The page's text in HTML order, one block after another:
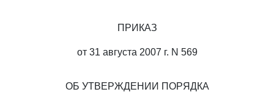
ПРИКАЗ
от 31 августа 2007 г. N 569
ОБ УТВЕРЖДЕНИИ ПОРЯДКА